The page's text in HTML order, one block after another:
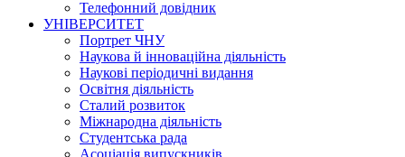
Телефонний довідник
УНІВЕРСИТЕТ
Портрет ЧНУ
Наукова й інноваційна діяльність
Наукові періодичні видання
Освітня діяльність
Сталий розвиток
Міжнародна діяльність
Студентська рада
Асоціація випускників